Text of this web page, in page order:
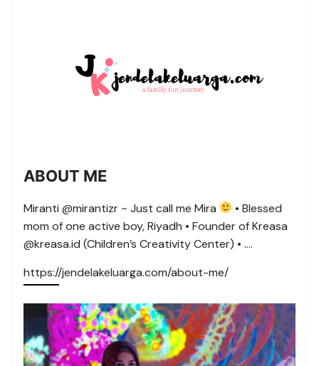
ABOUT ME
Miranti @mirantizr ~ Just call me Mira
• Blessed
mom of one active boy, Riyadh • Founder of Kreasa
@kreasa.id (Children’s Creativity Center) • ….
https://jendelakeluarga.com/about-me/